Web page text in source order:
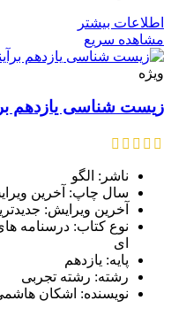
اطلاعات بیشتر
مشاهده سریع
ویژه
زیست شناسی یازدهم
ناشر: الگو
سال چاپ: آخرین
آخرین ویرایش:
نوع کتاب: درسنامه
ای
پایه: یازدهم
رشته: رشته تجربی
نویسنده: اشکان